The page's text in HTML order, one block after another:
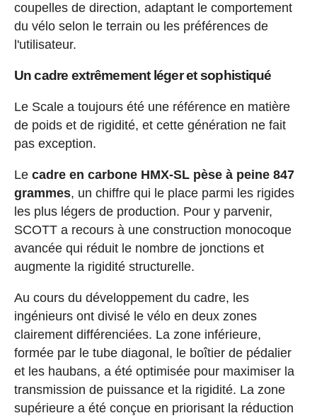
coupelles de direction, adaptant le comportement
du vélo selon le terrain ou les préférences de
l'utilisateur.
Un cadre extrêmement léger et sophistiqué
Le Scale a toujours été une référence en matière
de poids et de rigidité, et cette génération ne fait
pas exception.
Le cadre en carbone HMX-SL pèse à peine 847
grammes, un chiffre qui le place parmi les rigides
les plus légers de production. Pour y parvenir,
SCOTT a recours à une construction monocoque
avancée qui réduit le nombre de jonctions et
augmente la rigidité structurelle.
Au cours du développement du cadre, les
ingénieurs ont divisé le vélo en deux zones
clairement différenciées. La zone inférieure,
formée par le tube diagonal, le boîtier de pédalier
et les haubans, a été optimisée pour maximiser la
transmission de puissance et la rigidité. La zone
supérieure a été conçue en priorisant la réduction